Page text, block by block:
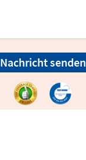
Nachricht senden